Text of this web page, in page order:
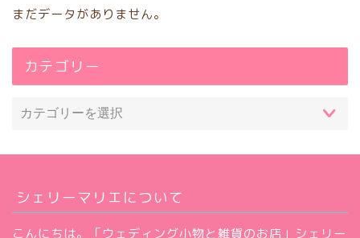
まだデータがありません。
カテゴリー
シェリーマリエについて
こんにちは。「ウェディング小物と雑貨のお店」シェリー
節約・お得情報
オーダーメイドぬいぐるみ衣
装